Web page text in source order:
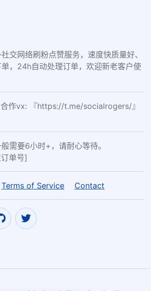
交网络刷粉点赞服务，速度快质量好、
，24h自动处理订单，欢迎新老客户使
作vx: 『https://t.me/socialrogers/』
需要6小时+，请耐心等待。
单号]
Terms of Service Contact